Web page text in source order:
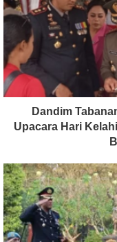
Dandim
Upacara Hari